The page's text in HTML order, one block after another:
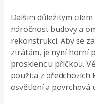
Dalším důležitým
náročnost budovy a
rekonstrukci. Aby se
ztrátám, je nyní horní
prosklenou příčkou.
použita z předchozích
osvětlení a povrchová